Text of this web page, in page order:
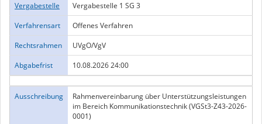
Vergabestelle
Vergabestelle 1 SG 3
Verfahrensart
Offenes Verfahren
Rechtsrahmen
UVgO/VgV
Abgabefrist
10.08.2026 24:00
Ausschreibung
Rahmenvereinbarung über Unterstützungsleistungen
im Bereich Kommunikationstechnik (VGSt3-Z43-2026-
0001)